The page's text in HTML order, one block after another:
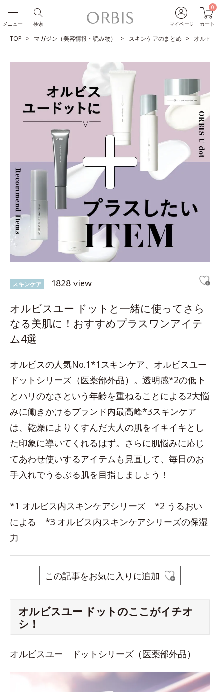
マイページ
0
カート
検索
メニュー
TOP マガジン（美容情報・読み物） スキンケアのまとめ オルビス
スキンケア 1828 view
オルビスユー ドットと一緒に使ってさら
なる美肌に！おすすめプラスワンアイテ
ム4選
オルビスの人気No.1*1スキンケア、オルビスユー
ドットシリーズ（医薬部外品）。透明感*2の低下
とハリのなさという年齢を重ねることによる2大悩
みに働きかけるブランド内最高峰*3スキンケア
は、乾燥によりくすんだ大人の肌をイキイキとし
た印象に導いてくれるはず。さらに肌悩みに応じ
てあわせ使いするアイテムも見直して、毎日のお
手入れでうるぷる肌を目指しましょう！
*1 オルビス内スキンケアシリーズ *2 うるおい
による *3 オルビス内スキンケアシリーズの保湿
力
この記事をお気に入りに追加
オルビスユー ドットのここがイチオ
シ！
オルビスユー ドットシリーズ（医薬部外品）